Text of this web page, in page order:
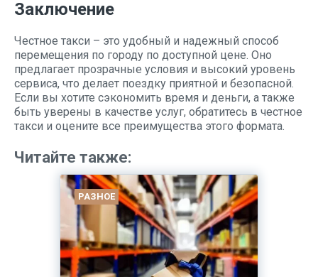
Заключение
Честное такси – это удобный и надежный способ
перемещения по городу по доступной цене. Оно
предлагает прозрачные условия и высокий уровень
сервиса, что делает поездку приятной и безопасной.
Если вы хотите сэкономить время и деньги, а также
быть уверены в качестве услуг, обратитесь в честное
такси и оцените все преимущества этого формата.
Читайте также:
РАЗНОЕ